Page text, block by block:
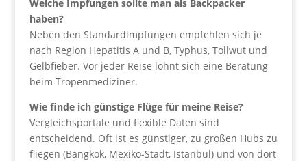
Welche Impfungen sollte man als Backpacker
haben?
Neben den Standardimpfungen empfehlen sich je
nach Region Hepatitis A und B, Typhus, Tollwut und
Gelbfieber. Vor jeder Reise lohnt sich eine Beratung
beim Tropenmediziner.
Wie finde ich günstige Flüge für meine Reise?
Vergleichsportale und flexible Daten sind
entscheidend. Oft ist es günstiger, zu großen Hubs zu
fliegen (Bangkok, Mexiko-Stadt, Istanbul) und von dort